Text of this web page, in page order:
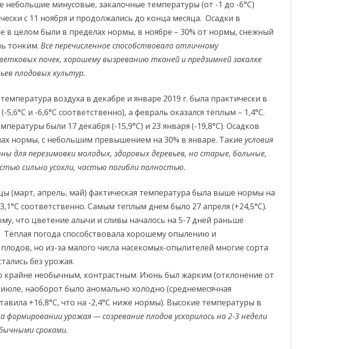
о
д
а
и
э
к
с
п
е
р
и
м
т
в
о
о
ц
н
е
т
е
ц
а
а
и
т
й
о
т
небольшие минусовые, закалочные температуры (от -1 до -6°С)
с 11 ноября и продолжались до конца месяца. Осадки в
в целом были в пределах нормы, в ноябре – 30% от нормы, снежный
тонким.Все перечисленноеспособствовало отличному
почек, хорошему вызреванию тканей и предзимней закалке
плодовых культур.
воздуха в декабре и январе 2019 г. была практически в
5,6°С и -6,6°С соответственно), а февраль оказался тёплым – 1,4°С.
были 17 декабря (-15,9°С) и 23 января (-19,8°С). Осадков
нормы, с небольшим превышением на 30% в январе. Такиеусловия
для перезимовки молодых, здоровых деревьев, но старые, больные,
сильно усохли, частью погибли полностью.
(март, апрель, май) фактическая температура была выше нормы на
соответственно. Самым теплым днем было 27 апреля (+24,5°С).
что цветение алычи и сливы началось на 5-7 дней раньше
погода способствовала хорошему опылению и
но из-за малого числа насекомых-опылителей многие сорта
без урожая.
крайне необычным, контрастным. Июнь был жарким (отклонение от
наоборот было аномально холодно (среднемесячная
+16,8°С, что на -2,4°С ниже нормы). Высокие температуры в
формировании урожая — созревание плодов ускорилось на 2-3 недели
сроками.